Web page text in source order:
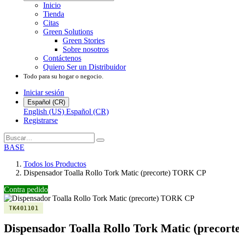
Inicio
Tienda
Citas
Green Solutions
Green Stories
Sobre nosotros
Contáctenos
Quiero Ser un Distribuidor
Todo para su hogar o negocio.
Iniciar sesión
Español (CR)
English (US) Español (CR)
Registrarse
BASE
Todos los Productos
Dispensador Toalla Rollo Tork Matic (precorte) TORK CP
Contra pedido
TK401101
Dispensador Toalla Rollo Tork Matic